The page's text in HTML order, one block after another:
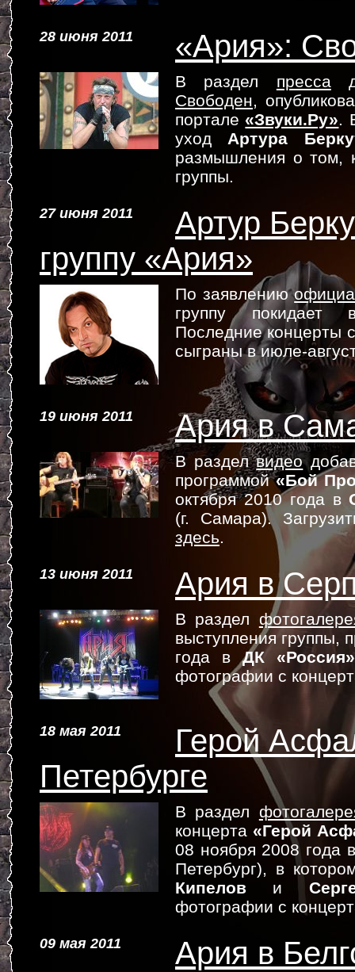
28 июня 2011 «Ария»:
В раздел пресса
Свободен,
портале «Звуки.Ру».
уход Артура
размышления о том,
группы.
27 июня 2011
Артур
группу «Ария»
По заявлению
группу покидает
Последние концерты
сыграны в июле-
19 июня 2011 Ария в
В разделвидео
программой«Бой
октября 2010 года в
(г. Самара).
здесь.
13 июня 2011 Ария в
В раздел
выступления группы,
года вДК «Россия»
фотографии с
18 мая 2011
Герой
Петербурге
В раздел
концерта «Герой
08 ноября 2008 года
Петербург), в
Кипелов и
фотографии с
09 мая 2011 Ария в